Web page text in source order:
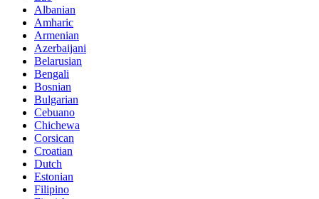
Albanian
Amharic
Armenian
Azerbaijani
Belarusian
Bengali
Bosnian
Bulgarian
Cebuano
Chichewa
Corsican
Croatian
Dutch
Estonian
Filipino